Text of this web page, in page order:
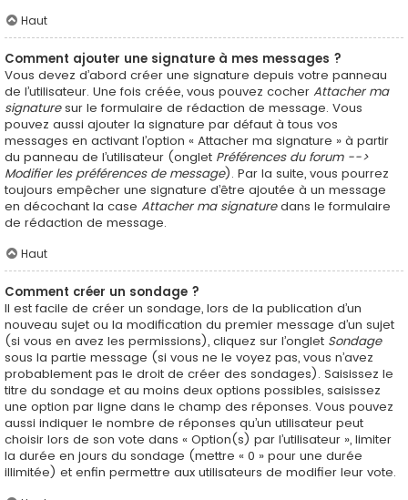
Haut
Comment ajouter une signature à mes messages ?
Vous devez d’abord créer une signature depuis votre panneau
de l’utilisateur. Une fois créée, vous pouvez cocher Attacher ma
signaturesur le formulaire de rédaction de message. Vous
pouvez aussi ajouter la signature par défaut à tous vos
messages en activant l’option « Attacher ma signature » à partir
du panneau de l’utilisateur (onglet Préférences du forum -->
Modifier les préférences de message). Par la suite, vous pourrez
toujours empêcher une signature d’être ajoutée à un message
en décochant la case Attacher ma signaturedans le formulaire
de rédaction de message.
Haut
Comment créer un sondage ?
Il est facile de créer un sondage, lors de la publication d’un
nouveau sujet ou la modification du premier message d’un sujet
(si vous en avez les permissions), cliquez sur l’onglet Sondage
sous la partie message (si vous ne le voyez pas, vous n’avez
probablement pas le droit de créer des sondages). Saisissez le
titre du sondage et au moins deux options possibles, saisissez
une option par ligne dans le champ des réponses. Vous pouvez
aussi indiquer le nombre de réponses qu’un utilisateur peut
choisir lors de son vote dans « Option(s) par l’utilisateur », limiter
la durée en jours du sondage (mettre « 0 » pour une durée
illimitée) et enfin permettre aux utilisateurs de modifier leur vote.